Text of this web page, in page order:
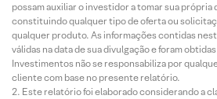
possam auxiliar o investidor a tomar sua
constituindo qualquer tipo de oferta ou
qualquer produto. As informações contidas
válidas na data de sua divulgação e foram
Investimentos não se responsabiliza por
cliente com base no presente relatório.
Este relatório foi elaborado considerando a